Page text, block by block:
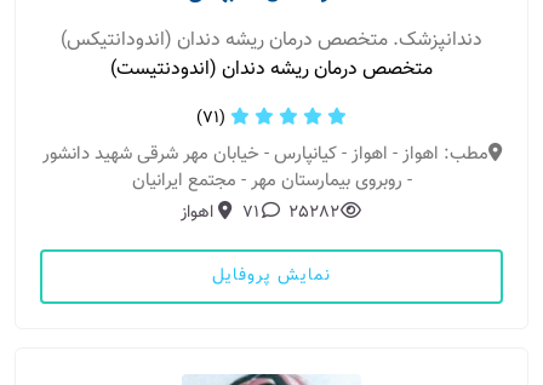
دندانپزشک. متخصص درمان ریشه دندان (اندودانتیکس)
متخصص درمان ریشه دندان (اندودنتیست)
(71)
مطب: اهواز - اهواز - کیانپارس - خیابان مهر شرقی شهید دانشور
- روبروی بیمارستان مهر - مجتمع ایرانیان
25282
71 اهواز
نمایش پروفایل